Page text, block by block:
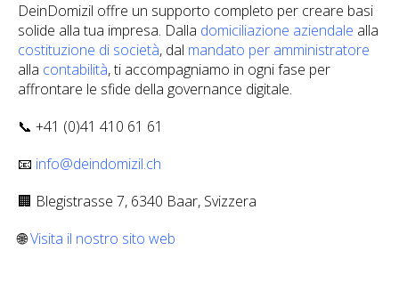
DeinDomizil offre un supporto completo per creare basi
solide alla tua impresa. Dalla domiciliazione aziendale alla
costituzione di società, dal mandato per amministratore
alla contabilità, ti accompagniamo in ogni fase per
affrontare le sfide della governance digitale.
📞 +41 (0)41 410 61 61
📧 info@deindomizil.ch
🏢 Blegistrasse 7, 6340 Baar, Svizzera
🌐Visita il nostro sito web